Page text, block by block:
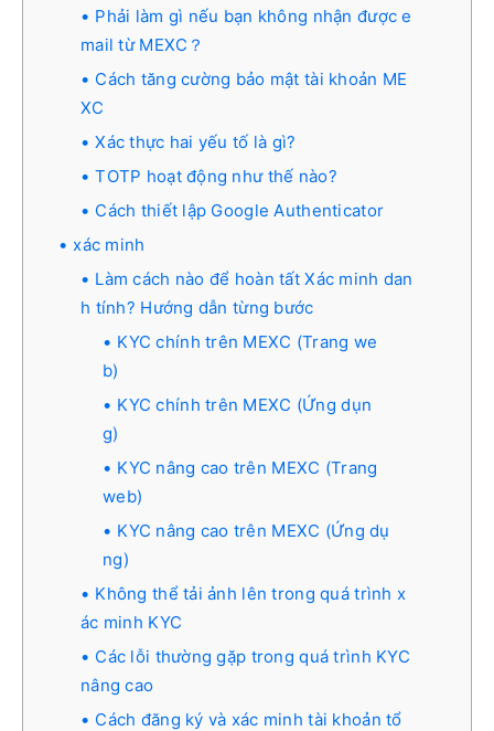
Phải làm gì nếu bạn không nhận được e
mail từ MEXC？
Cách tăng cường bảo mật tài khoản ME
XC
Xác thực hai yếu tố là gì?
TOTP hoạt động như thế nào?
Cách thiết lập Google Authenticator
xác minh
Làm cách nào để hoàn tất Xác minh dan
h tính? Hướng dẫn từng bước
KYC chính trên MEXC (Trang we
b)
KYC chính trên MEXC (Ứng dụn
g)
KYC nâng cao trên MEXC (Trang
web)
KYC nâng cao trên MEXC (Ứng dụ
ng)
Không thể tải ảnh lên trong quá trình x
ác minh KYC
Các lỗi thường gặp trong quá trình KYC
nâng cao
Cách đăng ký và xác minh tài khoản tổ